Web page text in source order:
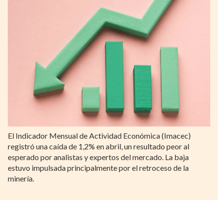
El Indicador Mensual de Actividad Económica (Imacec)
registró una caída de 1,2% en abril, un resultado peor al
esperado por analistas y expertos del mercado. La baja
estuvo impulsada principalmente por el retroceso de la
minería.